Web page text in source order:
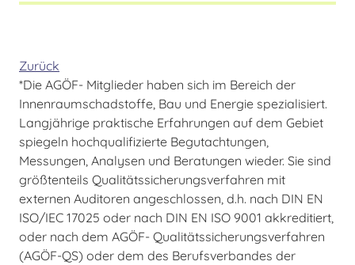
Zurück
*Die AGÖF- Mitglieder haben sich im Bereich der
Innenraumschadstoffe, Bau und Energie spezialisiert.
Langjährige praktische Erfahrungen auf dem Gebiet
spiegeln hochqualifizierte Begutachtungen,
Messungen, Analysen und Beratungen wieder. Sie sind
größtenteils Qualitätssicherungsverfahren mit
externen Auditoren angeschlossen, d.h. nach DIN EN
ISO/IEC 17025 oder nach DIN EN ISO 9001 akkreditiert,
oder nach dem AGÖF- Qualitätssicherungsverfahren
(AGÖF-QS) oder dem des Berufsverbandes der